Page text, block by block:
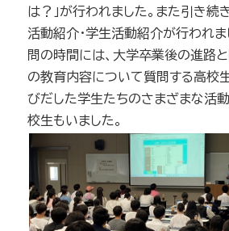
は？」が行われました。また引き続
活動紹介・学生活動紹介が行われ
問の時間には、大学卒業後の進路
の教育内容について質問する高校
びだした学生たちのさまざまな活
校生もいました。